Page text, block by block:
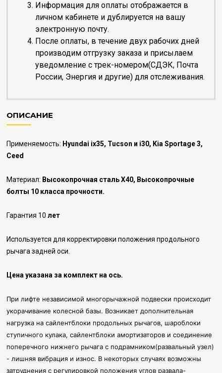
Информация для оплаты отображается в
личном кабинете и дублируется на вашу
электронную почту.
После оплаты, в течение двух рабочих дней
производим отгрузку заказа и присылаем
уведомление с трек-номером(СДЭК, Почта
России, Энергия и другие) для отслеживания.
ОПИСАНИЕ
Применяемость: Hyundai ix35, Tucson и i30, Kia Sportage 3,
Сeed
Материал: Высокопрочная сталь Х40, Высокопрочные
болты 10 класса прочности.
Гарантия 10 лет
Используется для корректировки положения продольного
рычага задней оси.
Цена указана за комплект на ось.
При лифте независимой многорычажной подвески происходит
укорачивание колесной базы. Возникает дополнительная
нагрузка на сайлентблоки продольных рычагов, шароблоки
ступичного кулака, сайлентблоки амортизаторов и соединение
поперечного нижнего рычага с подрамником(развальный узел)
- лишняя вибрация и износ. В некоторых случаях возможны
затруднения с регулировкой положения углов развала-